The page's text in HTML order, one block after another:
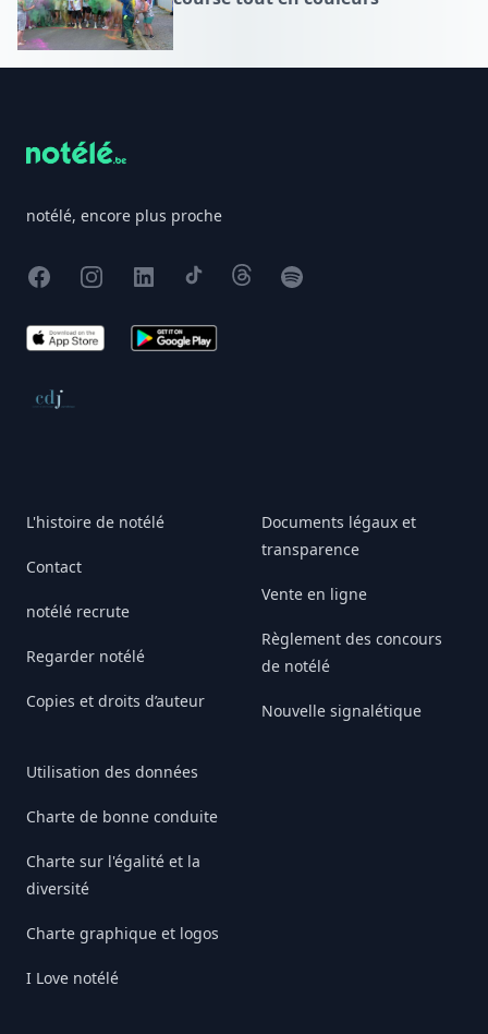
notélé, encore plus proche
FacebookInstagram
X TikTokThreadsSpotify
App Store Google Play
Conseil de déontologie journalistique
L'histoire de notélé
Contact
notélé recrute
Regarder notélé
Copies et droits d’auteur
Utilisation des données
Charte de bonne conduite
Charte sur l'égalité et la
diversité
Charte graphique et logos
I Love notélé
Documents légaux et
transparence
Vente en ligne
Règlement des concours
de notélé
Nouvelle signalétique